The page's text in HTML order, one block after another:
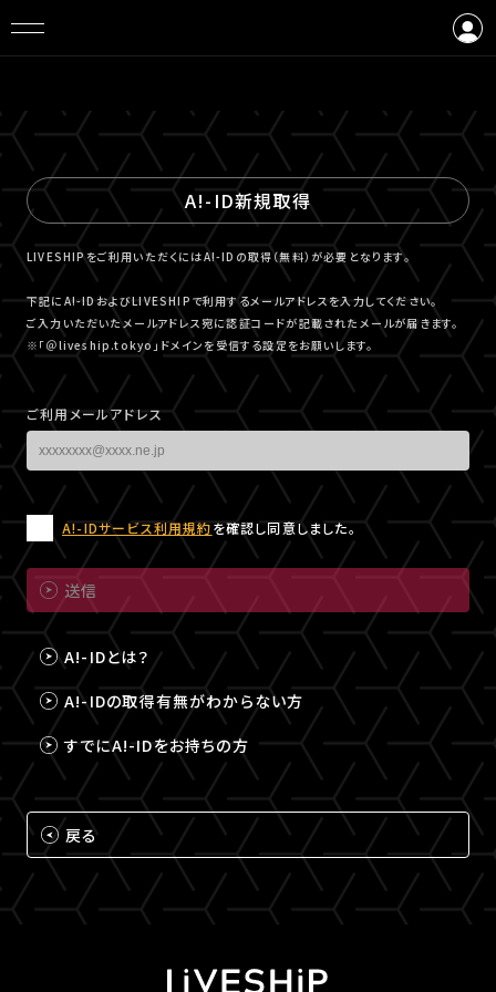
A!-ID新規取得
LIVESHIPをご利用いただくにはA!-IDの取得（無料）が必要となります。
下記にA!-IDおよびLIVESHIPで利用するメールアドレスを入力してください。
ご入力いただいたメールアドレス宛に認証コードが記載されたメールが届きます。
※「＠liveship.tokyo」ドメインを受信する設定をお願いします。
ご利用メールアドレス
A!-IDサービス利用規約を確認し同意しました。
送信
A!-IDとは？
A!-IDの取得有無がわからない方
すでにA!-IDをお持ちの方
戻る